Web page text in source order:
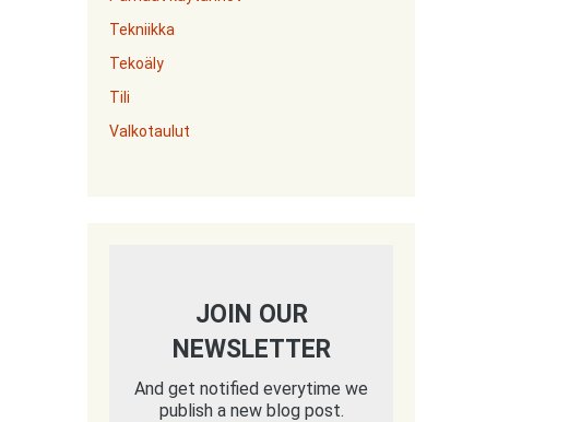
Tekniikka
Tekoäly
Tili
Valkotaulut
JOIN OUR
NEWSLETTER
And get notified everytime we
publish a new blog post.